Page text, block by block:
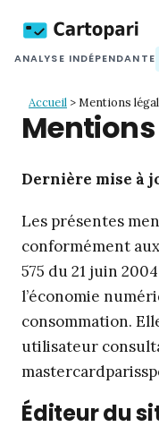
ANALYSE INDÉPENDANTE
Accueil >Mentions
Dernière mise à
Les présentes
conformément
575 du 21 juin
l’économie
consommation.
utilisateur
Éditeur du